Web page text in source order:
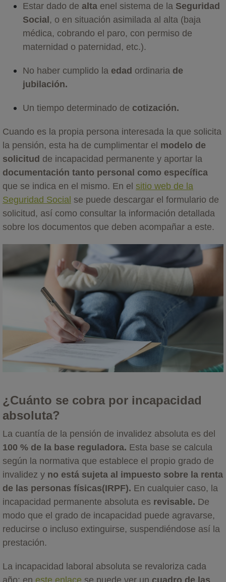
Estar dado de alta enel sistema de la Seguridad
Social, o en situación asimilada al alta (baja
médica, cobrando el paro, con permiso de
maternidad o paternidad, etc.).
No haber cumplido la edad ordinaria de
jubilación.
Un tiempo determinado de cotización.
Cuando es la propia persona interesada la que solicita
la pensión, esta ha de cumplimentar el modelo de
solicitud de incapacidad permanente y aportar la
documentación tanto personal como específica
que se indica en el mismo. En el sitio web de la
Seguridad Social se puede descargar el formulario de
solicitud, así como consultar la información detallada
sobre los documentos que deben acompañar a este.
¿Cuánto se cobra por incapacidad
absoluta?
La cuantía de la pensión de invalidez absoluta es del
100 % de la base reguladora. Esta base se calcula
según la normativa que establece el propio grado de
invalidez y no está sujeta al impuesto sobre la renta
de las personas físicas(IRPF). En cualquier caso, la
incapacidad permanente absoluta es revisable. De
modo que el grado de incapacidad puede agravarse,
reducirse o incluso extinguirse, suspendiéndose así la
prestación.
La incapacidad laboral absoluta se revaloriza cada
año; en este enlace se puede ver un cuadro de las